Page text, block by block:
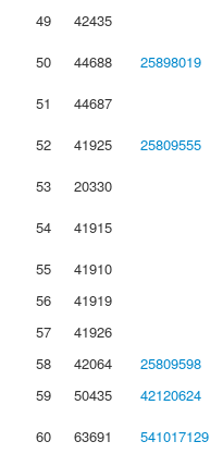
49
42435
50
44688 25898019
51
44687
52
41925 25809555
53
20330
54
41915
55
41910
56
41919
57
41926
58
42064 25809598
59
50435 42120624
60
63691 541017129